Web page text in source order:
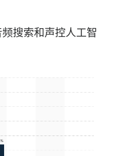
搜索和声控人工智